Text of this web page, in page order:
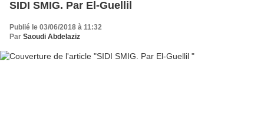
SIDI SMIG. Par El-Guellil
Publié le 03/06/2018 à 11:32
Par Saoudi Abdelaziz